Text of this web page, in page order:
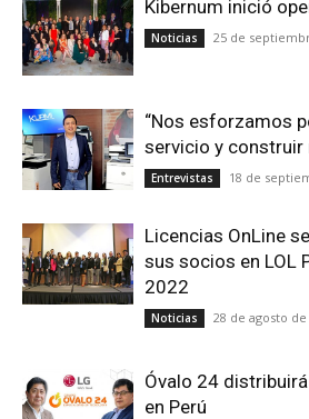
Kibernum inició
Noticias 25 de
“Nos esforzamos
servicio y construir
Entrevistas 18 de
Licencias OnLine
sus socios en LOL
2022
Noticias 28 de agosto de
Óvalo 24
en Perú